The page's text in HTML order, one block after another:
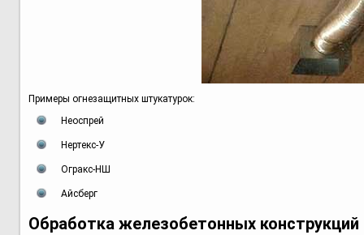
Примеры огнезащитных штукатурок:
Неоспрей
Нертекс-У
Огракс-НШ
Айсберг
Обработка железобетонных